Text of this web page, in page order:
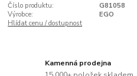
Číslo produktu:
G81058
Výrobce:
EGO
Hlídat cenu / dostupnost
Kamenná prodejna